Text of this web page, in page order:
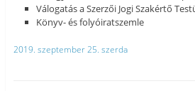
Válogatás a Szerzői Jogi Szakértő
Könyv- és folyóiratszemle
2019. szeptember 25. szerda